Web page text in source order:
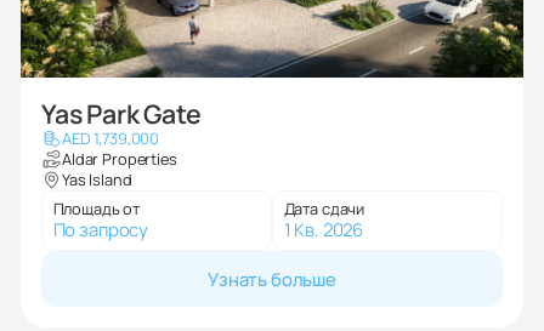
Yas Park Gate
AED 1,739,000
Aldar Properties
Yas Island
Площадь от
По запросу
Дата сдачи
1 Кв. 2026
Узнать больше